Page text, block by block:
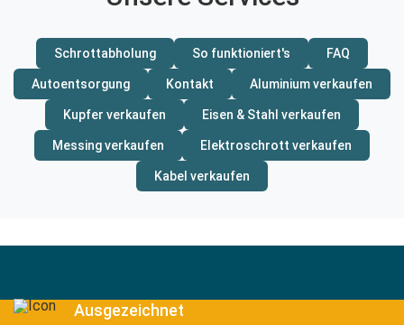
Schrottabholung So funktioniert's FAQ
Autoentsorgung Kontakt Aluminium verkaufen
Kupfer verkaufen Eisen & Stahl verkaufen
Messing verkaufen Elektroschrott verkaufen
Kabel verkaufen
Ausgezeichnet